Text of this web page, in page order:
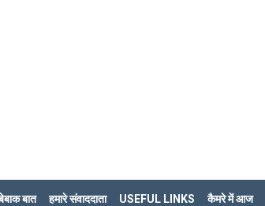
बात हमारे संवाददाता USEFUL LINKS कैमरे में आज